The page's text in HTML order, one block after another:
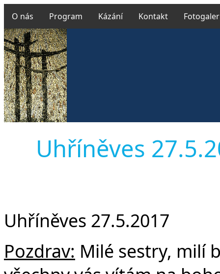
O nás Program Kázání Kontakt
Uhříněves
Uhříněves 27.5.2017
Pozdrav: Milé sestry, milí